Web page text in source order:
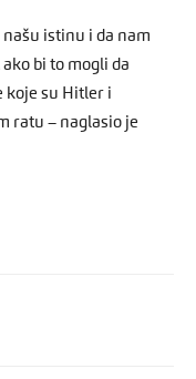
istinu i da nam
bi to mogli da
koje su Hitler i
ratu – naglasio je